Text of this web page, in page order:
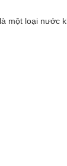
một loại nước